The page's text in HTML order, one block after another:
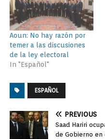
Aoun: No hay razón por
temer a las discusiones
de la ley electoral
In "Español"
ESPAÑOL
PREVIOUS
Saad Hariri
de Gobierno en